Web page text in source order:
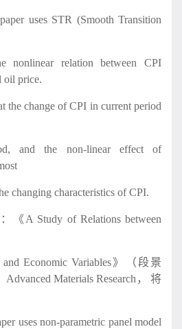
uses STR (Smooth Transition
nonlinear relation between CPI
oil price.
the change of CPI in current period
and the non-linear effect of
changing characteristics of CPI.
A Study of Relations between
and Economic Variables》（段景
Materials Research， 将
uses non-parametric panel model